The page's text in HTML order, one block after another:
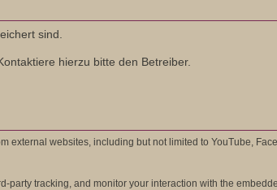
sind.
hierzu bitte den Betreiber.
external websites, including but not limited to YouTube,
tracking, and monitor your interaction with the